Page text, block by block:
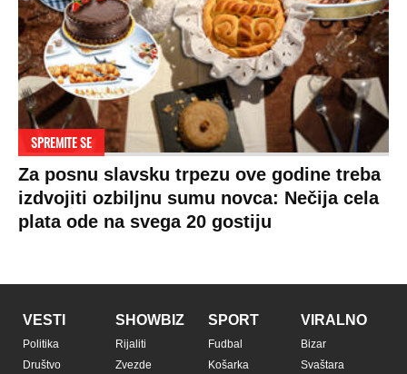
SPREMITE SE
Za posnu slavsku trpezu ove godine treba
izdvojiti ozbiljnu sumu novca: Nečija cela
plata ode na svega 20 gostiju
VESTI
Politika
Društvo
SHOWBIZ
Rijaliti
Zvezde
SPORT
Fudbal
Košarka
VIRALNO
Bizar
Svaštara